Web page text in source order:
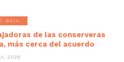
GAIA
de las conserveras
más cerca del acuerdo
2026